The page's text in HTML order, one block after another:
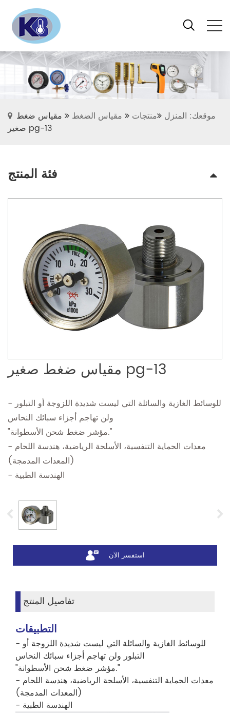
موقعك: المنزل منتجات مقياس الضغط
مقياس ضغط
صغير pg-13
فئة المنتج
مقياس ضغط صغير pg-13
- للوسائط الغازية والسائلة التي ليست شديدة اللزوجة أو التبلور
ولن تهاجم أجزاء سبائك النحاس
"مؤشر ضغط شحن الأسطوانة."
- معدات الحماية التنفسية، الأسلحة الرياضية، هندسة اللحام
(المعدات المدمجة)
- الهندسة الطبية
استفسر الآن
تفاصيل المنتج
التطبيقات
- للوسائط الغازية والسائلة التي ليست شديدة اللزوجة أو
التبلور ولن تهاجم أجزاء سبائك النحاس
"مؤشر ضغط شحن الأسطوانة."
- معدات الحماية التنفسية، الأسلحة الرياضية، هندسة اللحام
(المعدات المدمجة)
- الهندسة الطبية